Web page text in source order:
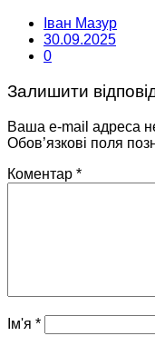
Іван Мазур
30.09.2025
0
Залишити
Ваша e-mail адреса
Обов’язкові поля
Коментар *
Ім'я *